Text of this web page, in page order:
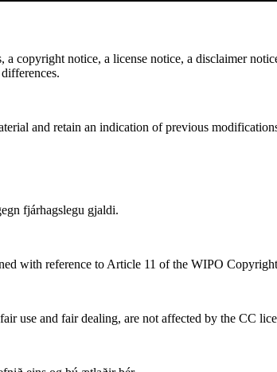
copyright notice, a license notice, a disclaimer
and retain an indication of previous
fjárhagslegu gjaldi.
with reference to Article 11 of the WIPO
use and fair dealing, are not affected by the CC